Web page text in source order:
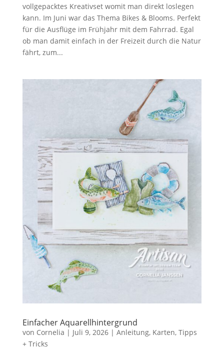
vollgepacktes Kreativset womit man direkt loslegen
kann. Im Juni war das Thema Bikes & Blooms. Perfekt
für die Ausflüge im Frühjahr mit dem Fahrrad. Egal
ob man damit einfach in der Freizeit durch die Natur
fährt, zum...
Einfacher Aquarellhintergrund
von Cornelia | Juli 9, 2026| Anleitung, Karten, Tipps
+ Tricks